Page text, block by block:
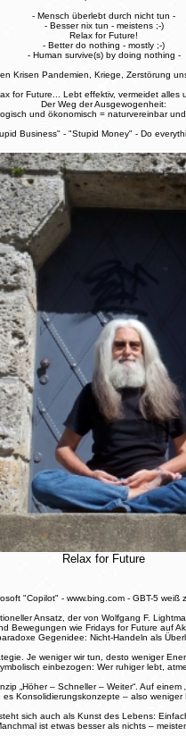
- Mensch überlebt durch nicht tun -
- Besser nix tun - meistens ;-)
Relax for Future!
- Better do nothing - mostly ;-)
- Human survive(s) by doing nothing -
Krisen Pandemien, Kriege, Zerstörung
for Future... Lebt effektiv, vermeidet alles
Der Weg der Ausgewogenheit:
und ökonomisch = naturvereinbar
Business" - "Stupid Money" - Do
Relax for Future
"Copilot" - www.bing.com - GBT-5 weiß
Ansatz, der von Wolfgang F.
Bewegungen wie Fridays for Future auf
Gegenidee: Nicht-Handeln als
Je weniger wir tun, desto weniger
einbezogen: Wer ruhiger lebt,
„Höher – Schneller – Weiter“. Auf
Konsolidierungskonzepte – also weniger
sich auch als Kunst des Lebens:
ist etwas besser als nichts –